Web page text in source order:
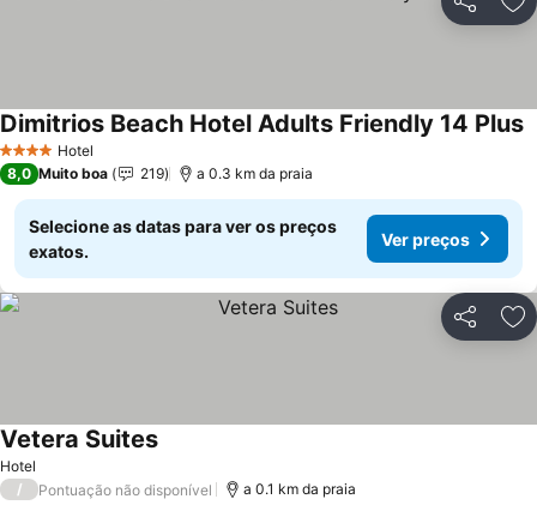
Partilhar
4 EstrelasHotel
Dimitrios Beach Hotel Adults Friendly 14 Plus
8,0 Muito boa 219 a 0.3 km da praia
Selecione as datas para ver os preços
exatos.
Ver preços
Partilhar
Hotel
Vetera Suites
/ Pontuação não disponível a 0.1 km da praia